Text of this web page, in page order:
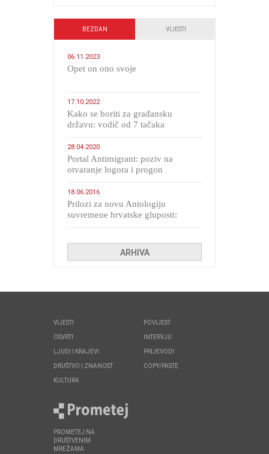
BEZDAN VIJESTI
06.11.2023
​Opet on ono svoje
17.10.2022
Kako se boriti za građansku
državu: vodič od 7 tačaka
28.04.2020
Portal Antimigrant: poziv na
otvaranje logora i progon
18.06.2016
Prilozi za novu Antologiju
suvremene hrvatske gluposti:
ARHIVA
VIJESTI
OSVRTI
LJUDI I KRAJEVI
DRUŠTVO I ZNANOST
KULTURA
POVIJEST
INTERVJU
PRIJEVODI
COPY/PASTE
PROMETEJ NA
DRUŠTVENIM
MREŽAMA